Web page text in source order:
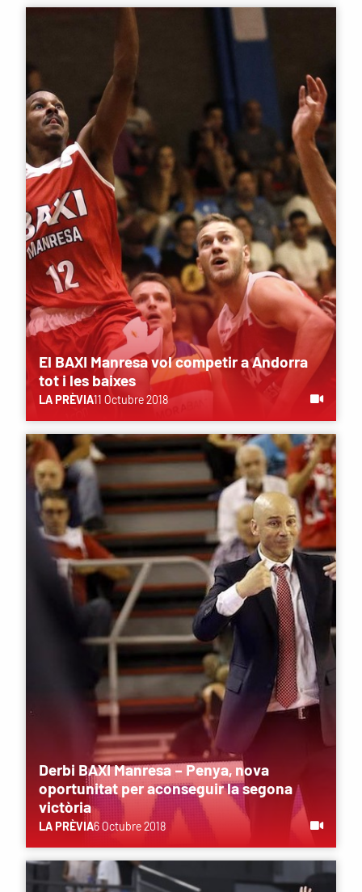
El BAXI Manresa vol competir a Andorra
tot i les baixes
LA PRÈVIA11 Octubre 2018
Derbi BAXI Manresa – Penya, nova
oportunitat per aconseguir la segona
victòria
LA PRÈVIA6 Octubre 2018